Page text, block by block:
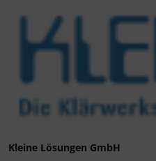
Kleine Lösungen GmbH